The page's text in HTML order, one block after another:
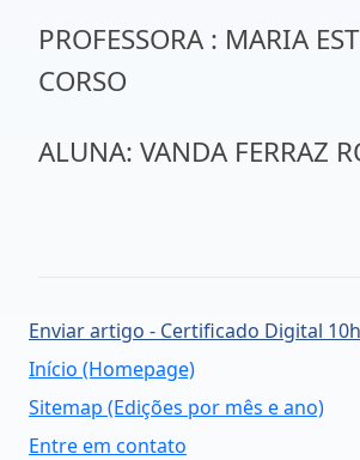
PROFESSORA : MARIA
CORSO
ALUNA: VANDA FERRAZ
Enviar artigo - Certificado Digital 10h
Início (Homepage)
Sitemap (Edições por mês e ano)
Entre em contato